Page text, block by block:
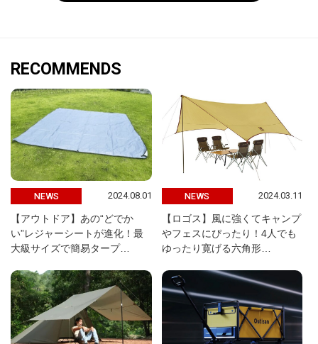
RECOMMENDS
NEWS 2024.08.01
【アウトドア】あの“どでか
い”レジャーシートが進化！最
大級サイズで簡易タープ…
NEWS 2024.03.11
【ロゴス】風に強くてキャンプ
やフェスにぴったり！4人でも
ゆったり寛げる六角形…